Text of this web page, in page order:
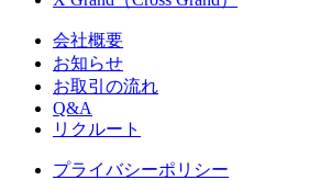
会社概要
お知らせ
お取引の流れ
Q&A
リクルート
プライバシーポリシー